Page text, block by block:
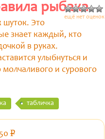
рыбака
ещё нет оценок
шуток. Это
знает каждый, кто
в руках.
улыбнуться и
и сурового
табличка
p